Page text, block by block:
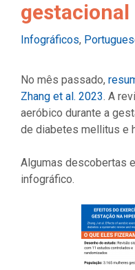
gestacional
Categories
Infográficos,
No mês passado,
Zhang et al. 2023. A
aeróbico durante a
de diabetes mellitus e
Algumas descobertas
infográfico.